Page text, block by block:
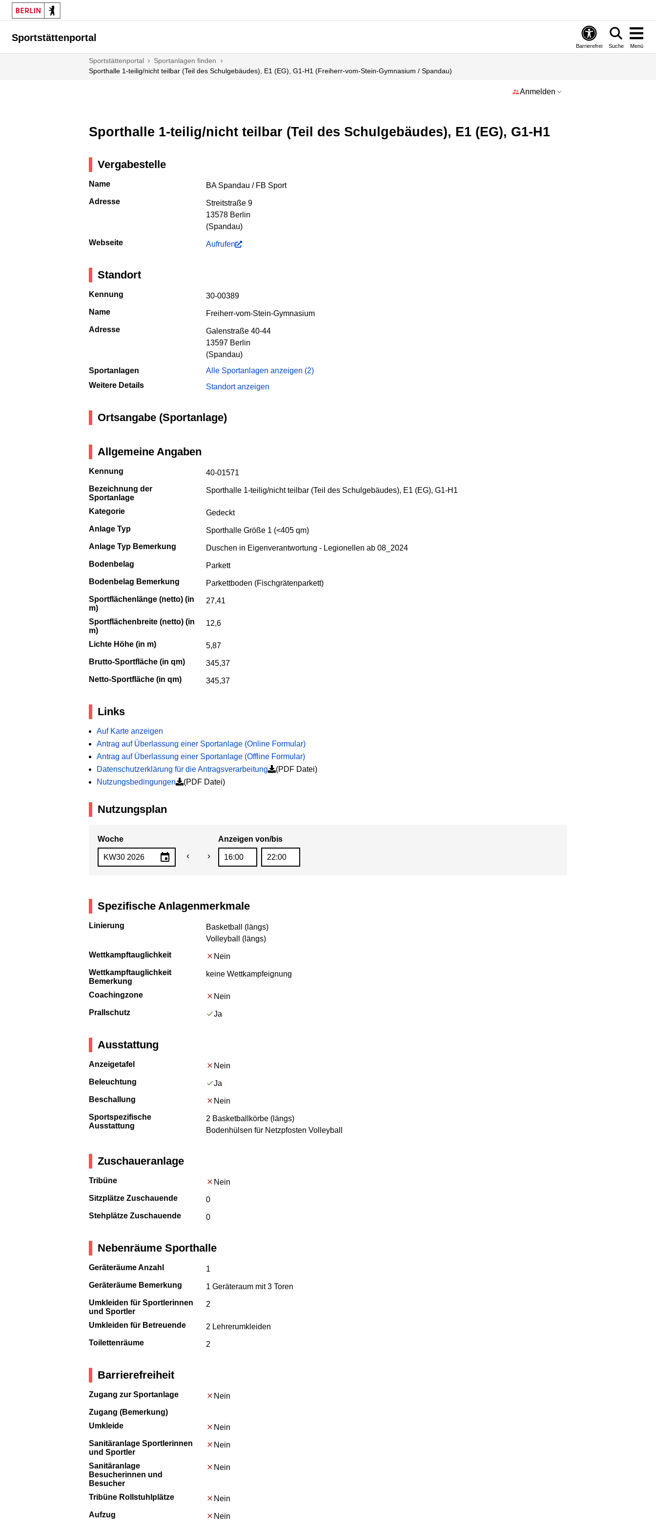
Sportstättenportal
Barrierefrei Suche Menü
Sportstättenportal
Sportanlagen finden
Sporthalle 1-teilig/nicht teilbar (Teil des Schulgebäudes), E1 (EG), G1-H1 (Freiherr-vom-Stein-Gymnasium / Spandau)
Anmelden
Sporthalle 1-teilig/nicht teilbar (Teil des Schulgebäudes), E1 (EG), G1-H1
Vergabestelle
Name
BA Spandau / FB Sport
Adresse
Streitstraße 9
13578 Berlin
(Spandau)
Webseite
Aufrufen
Standort
Kennung
30-00389
Name
Freiherr-vom-Stein-Gymnasium
Adresse
Galenstraße 40-44
13597 Berlin
(Spandau)
Sportanlagen
Alle Sportanlagen anzeigen (2)
Weitere Details
Standort anzeigen
Ortsangabe (Sportanlage)
Allgemeine Angaben
Kennung
40-01571
Bezeichnung der
Sportanlage
Sporthalle 1-teilig/nicht teilbar (Teil des Schulgebäudes), E1 (EG), G1-H1
Kategorie
Gedeckt
Anlage Typ
Sporthalle Größe 1 (<405 qm)
Anlage Typ Bemerkung
Duschen in Eigenverantwortung - Legionellen ab 08_2024
Bodenbelag
Parkett
Bodenbelag Bemerkung
Parkettboden (Fischgrätenparkett)
Sportflächenlänge (netto) (in
m)
27,41
Sportflächenbreite (netto) (in
m)
12,6
Lichte Höhe (in m)
5,87
Brutto-Sportfläche (in qm)
345,37
Netto-Sportfläche (in qm)
345,37
Links
Auf Karte anzeigen
Antrag auf Überlassung einer Sportanlage (Online Formular)
Antrag auf Überlassung einer Sportanlage (Offline Formular)
Datenschutzerklärung für die Antragsverarbeitung
(PDF Datei)
Nutzungsbedingungen
(PDF Datei)
Nutzungsplan
Woche Anzeigen von/bis
Spezifische Anlagenmerkmale
Linierung
Basketball (längs)
Volleyball (längs)
Wettkampftauglichkeit
Nein
Wettkampftauglichkeit
Bemerkung
keine Wettkampfeignung
Coachingzone
Nein
Prallschutz
Ja
Ausstattung
Anzeigetafel
Nein
Beleuchtung
Ja
Beschallung
Nein
Sportspezifische
Ausstattung
2 Basketballkörbe (längs)
Bodenhülsen für Netzpfosten Volleyball
Zuschaueranlage
Tribüne
Nein
Sitzplätze Zuschauende
0
Stehplätze Zuschauende
0
Nebenräume Sporthalle
Geräteräume Anzahl
1
Geräteräume Bemerkung
1 Geräteraum mit 3 Toren
Umkleiden für Sportlerinnen
und Sportler
2
Umkleiden für Betreuende
2 Lehrerumkleiden
Toilettenräume
2
Barrierefreiheit
Zugang zur Sportanlage
Nein
Zugang (Bemerkung)
Umkleide
Nein
Sanitäranlage Sportlerinnen
und Sportler
Nein
Sanitäranlage
Besucherinnen und
Besucher
Nein
Tribüne Rollstuhlplätze
Nein
Aufzug
Nein